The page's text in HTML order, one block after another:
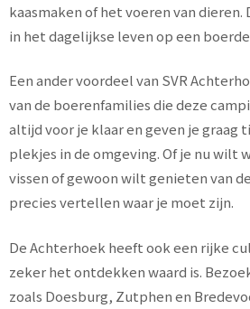
kaasmaken of het voeren van
in het dagelijkse leven op een
Een ander voordeel van SVR
van de boerenfamilies die deze
altijd voor je klaar en geven je graag
plekjes in de omgeving. Of je nu wilt
vissen of gewoon wilt genieten van
precies vertellen waar je moet zijn.
De Achterhoek heeft ook een rijke
zeker het ontdekken waard is.
zoals Doesburg, Zutphen en